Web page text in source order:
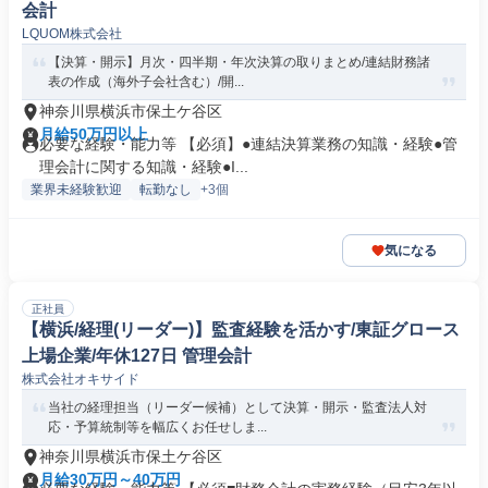
会計
LQUOM株式会社
【決算・開示】月次・四半期・年次決算の取りまとめ/連結財務諸
表の作成（海外子会社含む）/開...
神奈川県横浜市保土ケ谷区
月給50万円以上
必要な経験・能力等 【必須】●連結決算業務の知識・経験●管
理会計に関する知識・経験●I...
業界未経験歓迎 転勤なし +3個
気になる
正社員
【横浜/経理(リーダー)】監査経験を活かす/東証グロース
上場企業/年休127日 管理会計
株式会社オキサイド
当社の経理担当（リーダー候補）として決算・開示・監査法人対
応・予算統制等を幅広くお任せしま...
神奈川県横浜市保土ケ谷区
月給30万円～40万円